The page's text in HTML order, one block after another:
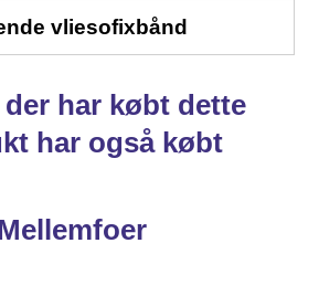
vliesofixbånd
har købt dette
har også købt